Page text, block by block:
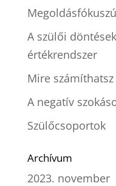
A szülői
értékrendszer
Mire
A negatív
Szülőcsoportok
Archívum
2023. november